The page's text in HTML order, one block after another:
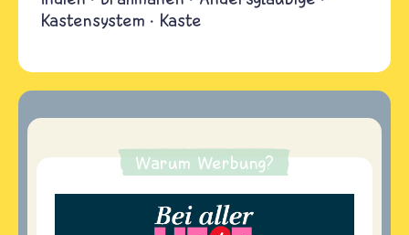
Kastensystem
Kaste
Warum Werbung?